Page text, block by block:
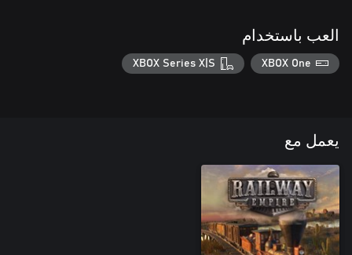
العب باستخدام
XBOX One
XBOX Series X|S
يعمل مع